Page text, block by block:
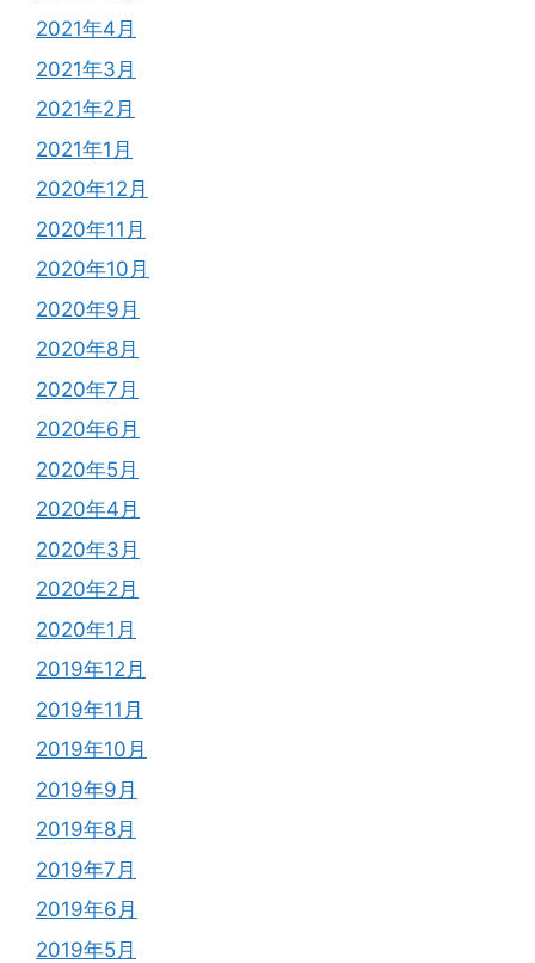
2021年4月
2021年3月
2021年2月
2021年1月
2020年12月
2020年11月
2020年10月
2020年9月
2020年8月
2020年7月
2020年6月
2020年5月
2020年4月
2020年3月
2020年2月
2020年1月
2019年12月
2019年11月
2019年10月
2019年9月
2019年8月
2019年7月
2019年6月
2019年5月